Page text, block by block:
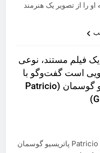
او را از تصویر یک هنرمند
فیلم مستند، نوعی
است گفت‌وگو با
پاتریسیو گوسمان (Patricio
Patricio Guzmán پاتریسیو گوسمان